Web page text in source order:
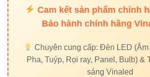
Đèn nhà xưởng Vinaled
Đèn đường Vinaled
Đối tác uy tín:
Thiết bị điện VIKI Đèn led Skyled
Cam kết sản phẩm chính
Bảo hành chính hãng
Chuyên cung cấp: Đèn LED (Âm
Pha, Tuýp, Rọi ray, Panel, Bulb) &
sáng Vinaled